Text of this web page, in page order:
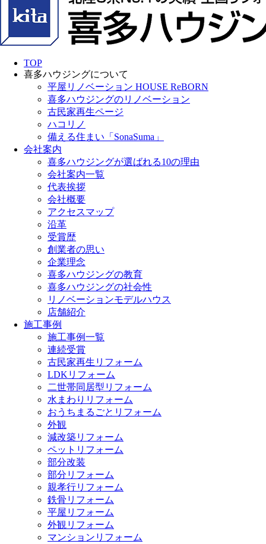
TOP
喜多ハウジングについて
平屋リノベーション HOUSE ReBORN
喜多ハウジングのリノベーション
古民家再生ページ
ハコリノ
備える住まい「SonaSuma」
会社案内
喜多ハウジングが選ばれる10の理由
会社案内一覧
代表挨拶
会社概要
アクセスマップ
沿革
受賞歴
創業者の思い
企業理念
喜多ハウジングの教育
喜多ハウジングの社会性
リノベーションモデルハウス
店舗紹介
施工事例
施工事例一覧
連続受賞
古民家再生リフォーム
LDKリフォーム
二世帯同居型リフォーム
水まわりリフォーム
おうちまるごとリフォーム
外観
減改築リフォーム
ペットリフォーム
部分改装
部分リフォーム
親孝行リフォーム
鉄骨リフォーム
平屋リフォーム
外観リフォーム
マンションリフォーム